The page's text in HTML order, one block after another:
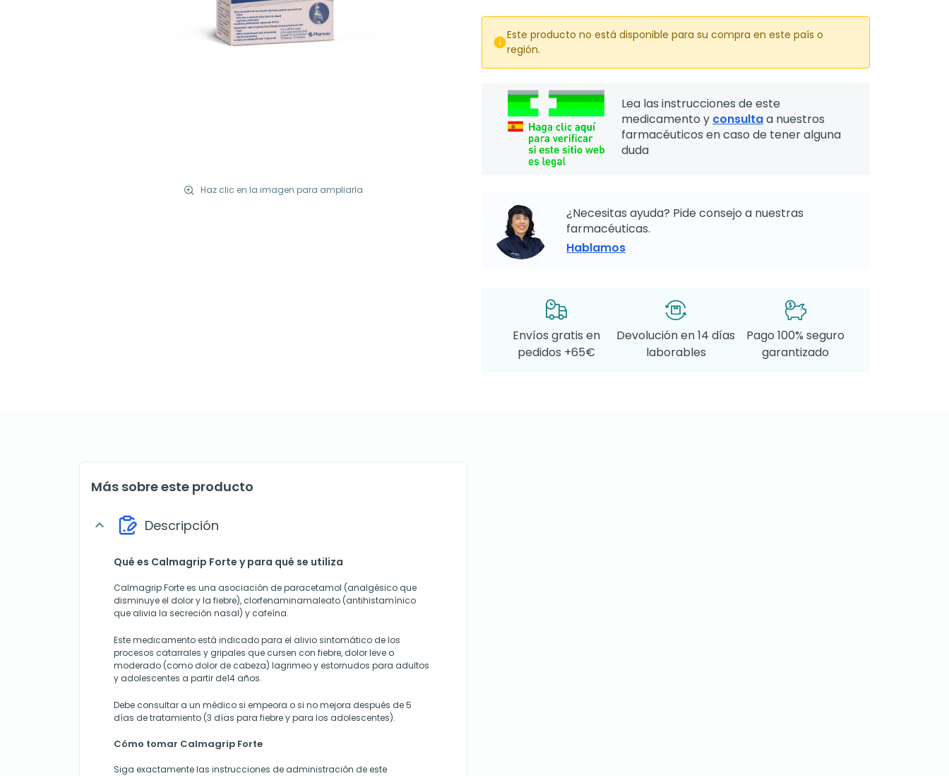
Haz clic en la imagen para ampliarla

Este producto no está disponible para su compra en este país o
región.
Lea las instrucciones de este
medicamento y consultaa nuestros
farmacéuticos en caso de tener alguna
duda
¿Necesitas ayuda? Pide consejo a nuestras
farmacéuticas.
Hablamos
Envíos gratis en
pedidos +65€
Devolución en 14 días
laborables
Pago 100% seguro
garantizado
Más sobre este producto
expand_more Descripción
Qué es Calmagrip Forte y para qué se utiliza
Calmagrip Forte es una asociación de paracetamol (analgésico que
disminuye el dolor y la fiebre), clorfenaminamaleato (antihistamínico
que alivia la secreción nasal) y cafeína.
Este medicamento está indicado para el alivio sintomático de los
procesos catarrales y gripales que cursen con fiebre, dolor leve o
moderado (como dolor de cabeza) lagrimeo y estornudos para adultos
y adolescentes a partir de14 años.
Debe consultar a un médico si empeora o si no mejora después de 5
días de tratamiento (3 días para fiebre y para los adolescentes).
Cómo tomar Calmagrip Forte
Siga exactamente las instrucciones de administración de este